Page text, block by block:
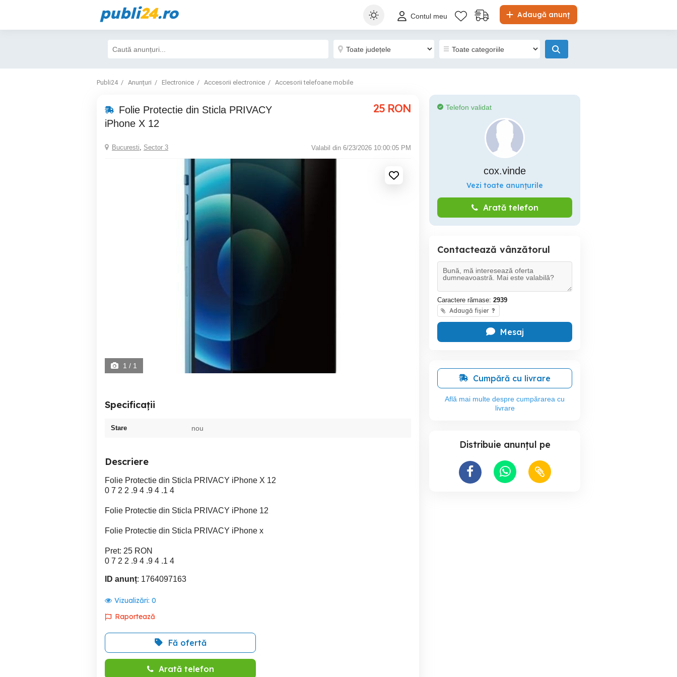
publi24.ro Adaugă anunț
Contul meu
Publi24 Anunțuri Electronice Accesorii electronice Accesorii telefoane mobile
Folie Protectie din Sticla PRIVACY
iPhone X 12
25 RON
Bucuresti, Sector 3 Valabil din 6/23/2026 10:00:05 PM
1 / 1
Specificații
Stare nou
Descriere
Folie Protectie din Sticla PRIVACY iPhone X 12
0 7 2 2 .9 4 .9 4 .1 4
Folie Protectie din Sticla PRIVACY iPhone 12
Folie Protectie din Sticla PRIVACY iPhone x
Pret: 25 RON
0 7 2 2 .9 4 .9 4 .1 4
ID anunț: 1764097163
Vizualizări: 0
Raportează
Fă ofertă
Arată telefon
Telefon validat
cox.vinde
Vezi toate anunțurile
Arată telefon
Contactează vânzătorul
Caractere rămase: 2939
Adaugă fișier ?
Mesaj
Cumpără cu livrare
Află mai multe despre cumpărarea cu
livrare
Distribuie anunțul pe